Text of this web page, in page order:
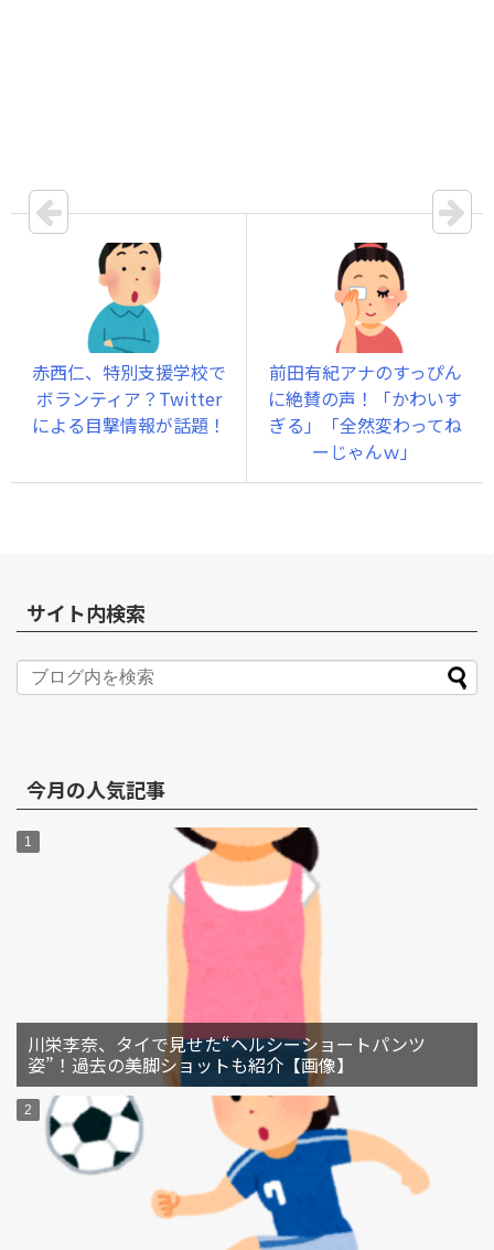
赤西仁、特別支援学校で
ボランティア？Twitter
による目撃情報が話題！
前田有紀アナのすっぴん
に絶賛の声！「かわいす
ぎる」「全然変わってね
ーじゃんｗ」
サイト内検索
今月の人気記事
川栄李奈、タイで見せた“ヘルシーショートパンツ
姿”！過去の美脚ショットも紹介【画像】